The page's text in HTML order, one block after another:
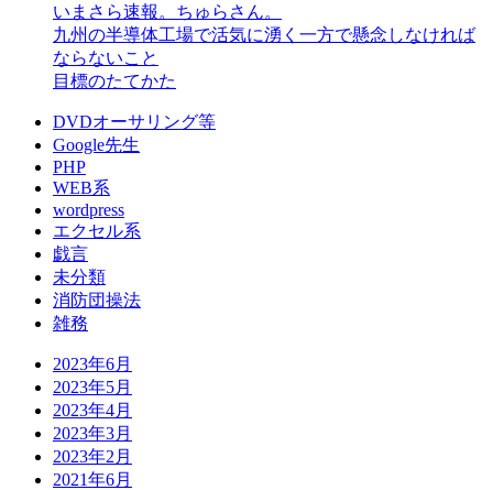
いまさら速報。ちゅらさん。
九州の半導体工場で活気に湧く一方で懸念しなければ
ならないこと
目標のたてかた
DVDオーサリング等
Google先生
PHP
WEB系
wordpress
エクセル系
戯言
未分類
消防団操法
雑務
2023年6月
2023年5月
2023年4月
2023年3月
2023年2月
2021年6月